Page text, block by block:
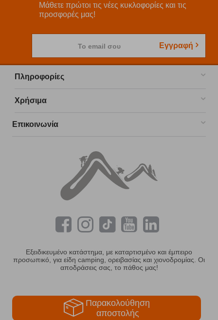
Μάθετε πρώτοι τις νέες κυκλοφορίες και τις
προσφορές μας!
Το email σου Εγγραφή
Πληροφορίες
Χρήσιμα
Επικοινωνία
Εξειδικευμένο κατάστημα, με καταρτισμένο και έμπειρο
προσωπικό, για είδη camping, ορειβασίας και χιονοδρομίας. Οι
αποδράσεις σας, το πάθος μας!
Παρακολούθηση
αποστολής